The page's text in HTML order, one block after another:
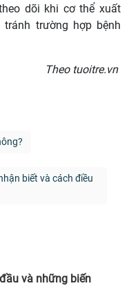
dõi khi cơ thể xuất
trường hợp bệnh
Theo tuoitre.vn
biết và cách điều
và những biến